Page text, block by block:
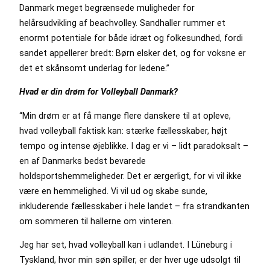
Danmark meget begrænsede muligheder for
helårsudvikling af beachvolley. Sandhaller rummer et
enormt potentiale for både idræt og folkesundhed, fordi
sandet appellerer bredt: Børn elsker det, og for voksne er
det et skånsomt underlag for ledene.”
Hvad er din drøm for Volleyball Danmark?
“Min drøm er at få mange flere danskere til at opleve,
hvad volleyball faktisk kan: stærke fællesskaber, højt
tempo og intense øjeblikke. I dag er vi – lidt paradoksalt –
en af Danmarks bedst bevarede
holdsportshemmeligheder. Det er ærgerligt, for vi vil ikke
være en hemmelighed. Vi vil ud og skabe sunde,
inkluderende fællesskaber i hele landet – fra strandkanten
om sommeren til hallerne om vinteren.
Jeg har set, hvad volleyball kan i udlandet. I Lüneburg i
Tyskland, hvor min søn spiller, er der hver uge udsolgt til